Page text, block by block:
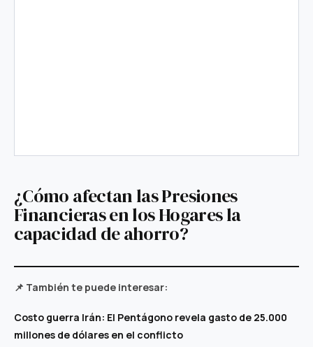
¿Cómo afectan las Presiones
Financieras en los Hogares la
capacidad de ahorro?
📌 También te puede interesar:
Costo guerra Irán: El Pentágono revela gasto de 25.000
millones de dólares en el conflicto